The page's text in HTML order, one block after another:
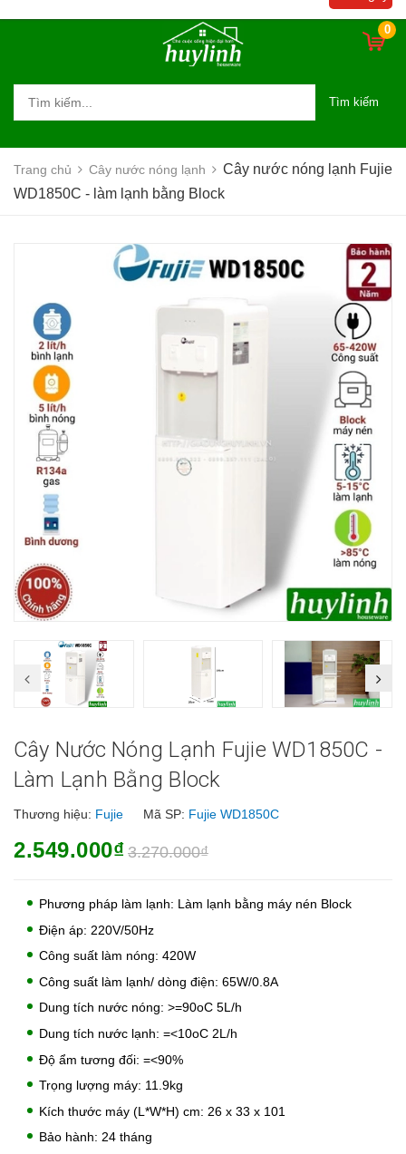
0
Tìm kiếm
Trang chủ Cây nước nóng lạnh
Cây nước nóng lạnh Fujie
WD1850C - làm lạnh bằng Block
Cây Nước Nóng Lạnh Fujie WD1850C -
Làm Lạnh Bằng Block
Thương hiệu: Fujie Mã SP: Fujie WD1850C
2.549.000₫ 3.270.000₫
Phương pháp làm lạnh: Làm lạnh bằng máy nén Block
Điện áp: 220V/50Hz
Công suất làm nóng: 420W
Công suất làm lạnh/ dòng điện: 65W/0.8A
Dung tích nước nóng: >=90oC 5L/h
Dung tích nước lạnh: =<10oC 2L/h
Độ ẩm tương đối: =<90%
Trọng lượng máy: 11.9kg
Kích thước máy (L*W*H) cm: 26 x 33 x 101
Bảo hành: 24 tháng